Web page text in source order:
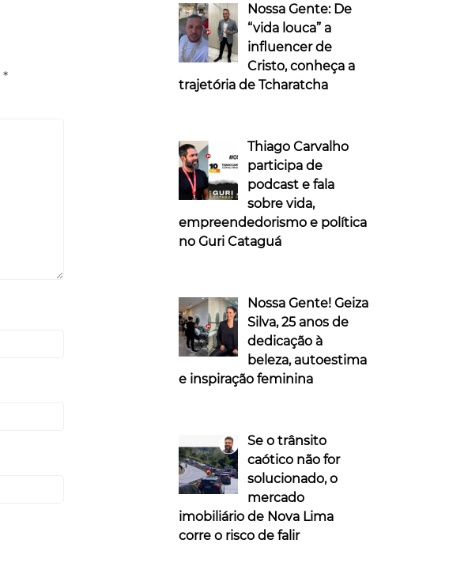
*
Nossa Gente: De
“vida louca” a
influencer de
Cristo, conheça a
trajetória de Tcharatcha
Thiago Carvalho
participa de
podcast e fala
sobre vida,
empreendedorismo e política
no Guri Cataguá
Nossa Gente! Geiza
Silva, 25 anos de
dedicação à
beleza, autoestima
e inspiração feminina
Se o trânsito
caótico não for
solucionado, o
mercado
imobiliário de Nova Lima
corre o risco de falir